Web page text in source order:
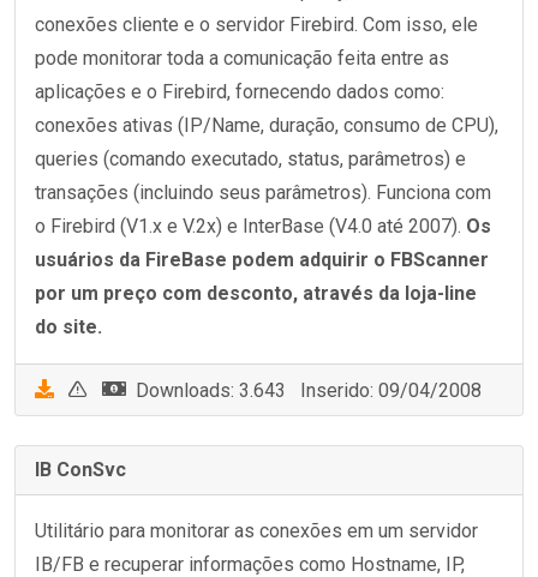
conexões cliente e o servidor Firebird. Com isso, ele
pode monitorar toda a comunicação feita entre as
aplicações e o Firebird, fornecendo dados como:
conexões ativas (IP/Name, duração, consumo de CPU),
queries (comando executado, status, parâmetros) e
transações (incluindo seus parâmetros). Funciona com
o Firebird (V1.x e V.2x) e InterBase (V4.0 até 2007). Os
usuários da FireBase podem adquirir o FBScanner
por um preço com desconto, através da loja-line
do site.
Downloads: 3.643 Inserido: 09/04/2008
IB ConSvc
Utilitário para monitorar as conexões em um servidor
IB/FB e recuperar informações como Hostname, IP,